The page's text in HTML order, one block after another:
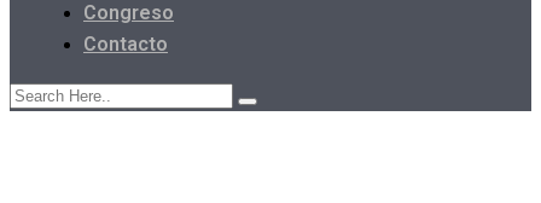
Congreso
Contacto